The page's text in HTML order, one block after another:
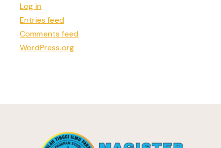
Log in
Entries feed
Comments feed
WordPress.org